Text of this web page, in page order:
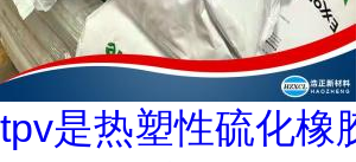
tpv是热塑性硫化橡